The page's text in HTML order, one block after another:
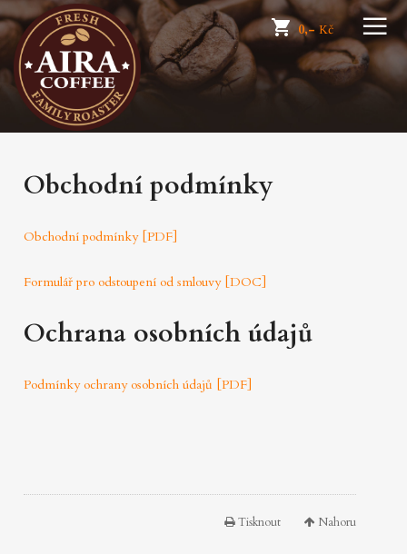
0,-Kč ☰
Obchodní podmínky
Obchodní podmínky [PDF]
Formulář pro odstoupení od smlouvy [DOC]
Ochrana osobních údajů
Podmínky ochrany osobních údajů [PDF]
Tisknout Nahoru